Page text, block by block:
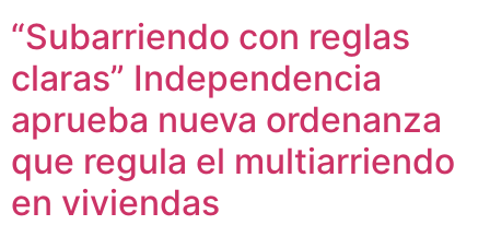
“Subarriendo con reglas
claras” Independencia
aprueba nueva ordenanza
que regula el multiarriendo
en viviendas